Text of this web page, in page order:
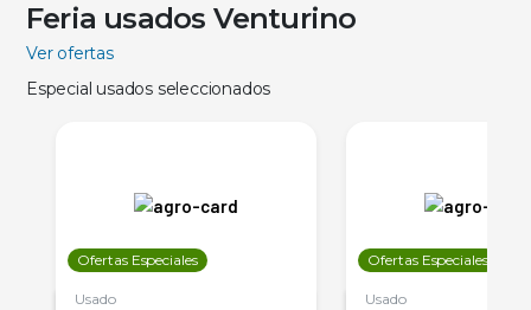
Feria usados Venturino
Ver ofertas
Especial usados seleccionados
Ofertas Especiales
Usado
Ofertas Especiales
Usado